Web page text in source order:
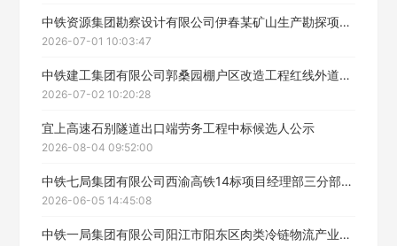
中铁资源集团勘察设计有限公司伊春某矿山生产勘探项目劳务分包中标候选人公示
2026-07-01 10:03:47
中铁建工集团有限公司郭桑园棚户区改造工程红线外道路维护施工劳务分包工程中标候选人公示
2026-07-02 10:20:28
宜上高速石别隧道出口端劳务工程中标候选人公示
2026-08-04 09:52:00
中铁七局集团有限公司西渝高铁14标项目经理部三分部开州站风雨棚工程劳务分包中标候选人公示
2026-06-05 14:45:08
中铁一局集团有限公司阳江市阳东区肉类冷链物流产业加工基地项目地基与基础及主体结构工程劳务招标中标候选人公示